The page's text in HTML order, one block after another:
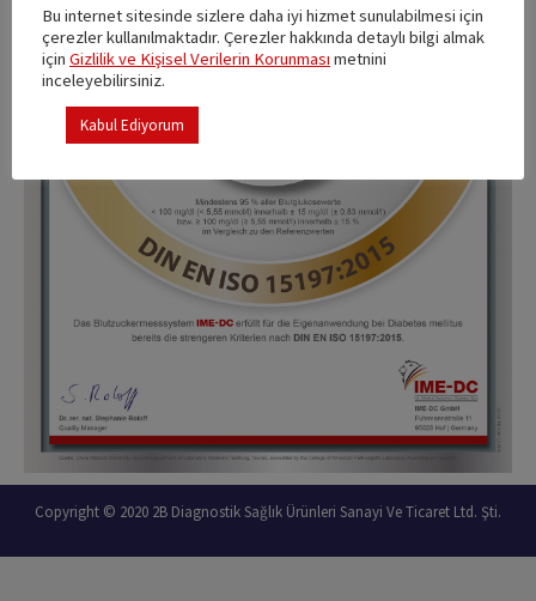
Copyright © 2020 2B Diagnostik Sağlık Ürünleri Sanayi Ve Ticaret Ltd. Şti.
Bu internet sitesinde sizlere daha iyi hizmet sunulabilmesi için
çerezler kullanılmaktadır. Çerezler hakkında detaylı bilgi almak
için Gizlilik ve Kişisel Verilerin Korunması metnini
inceleyebilirsiniz.
Kabul Ediyorum